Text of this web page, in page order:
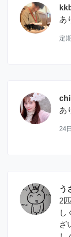
あ
定
あ
24
う
2
し
ざ